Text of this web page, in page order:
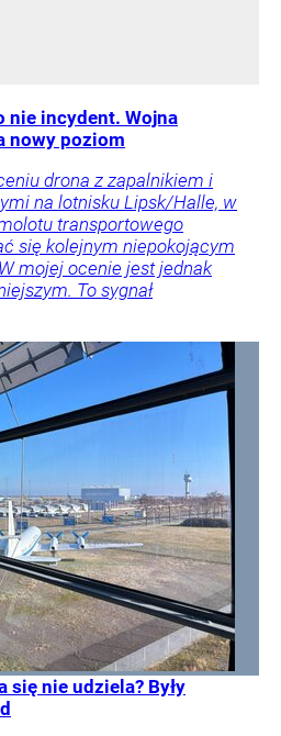
nie incydent. Wojna
nowy poziom
drona z zapalnikiem i
na lotnisku Lipsk/Halle, w
transportowego
się kolejnym niepokojącym
mojej ocenie jest jednak
To sygnał
się nie udziela? Były